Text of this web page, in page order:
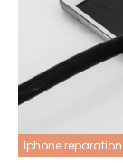
Iphone